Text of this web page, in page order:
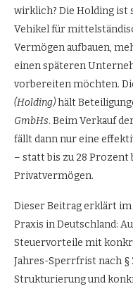
wirklich? Die Holding ist
Vehikel für
Vermögen aufbauen,
einen späteren
vorbereiten möchten.
(Holding)hält
GmbHs. Beim Verkauf
fällt dann nur eine
– statt bis zu 28 Prozent
Privatvermögen.
Dieser Beitrag erklärt im
Praxis in Deutschland:
Steuervorteile mit
Jahres-Sperrfrist nach §
Strukturierung und